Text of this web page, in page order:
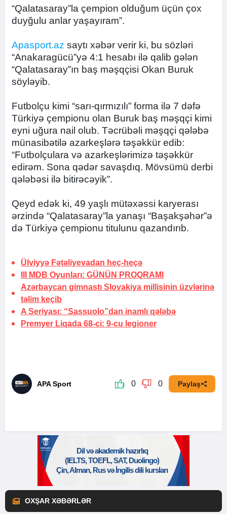
“Qalatasaray”la çempion olduğum üçün çox
duyğulu anlar yaşayıram”.
Apasport.az saytı xəbər verir ki, bu sözləri
“Anakaragücü”yə 4:1 hesabı ilə qalib gələn
“Qalatasaray”ın baş məşqçisi Okan Buruk
söyləyib.
Futbolçu kimi “sarı-qırmızılı” forma ilə 7 dəfə
Türkiyə çempionu olan Buruk baş məşqçi kimi
eyni uğura nail olub. Təcrübəli məşqçi qələbə
münasibətilə azarkeşlərə təşəkkür edib:
“Futbolçulara və azarkeşlərimizə təşəkkür
edirəm. Sona qədər savaşdıq. Mövsümü derbi
qələbəsi ilə bitirəcəyik”.
Qeyd edək ki, 49 yaşlı mütəxəssi karyerası
ərzində “Qalatasaray”la yanaşı “Başakşəhər”ə
də Türkiyə çempionu titulunu qazandırıb.
Ülviyyə Fətəliyevadan heç-heçə
III MDB Oyunları: GÜNÜN PROQRAMI
Azərbaycan gimnastı Slovakiya millisinin üzvlərinə
təlim keçib
A Seriyası: “Sassuolo”dan inamlı qələbə
Premyer Liqada 68-ci: 9-cu legioner
APA Sport 0 0 Paylaş
OXŞAR XƏBƏRLƏR